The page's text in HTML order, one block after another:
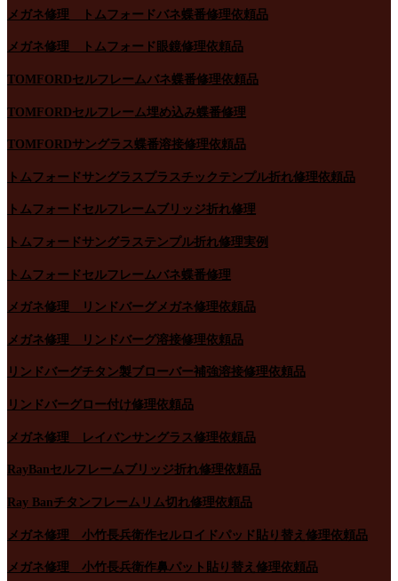
メガネ修理 トムフォードバネ蝶番修理依頼品
メガネ修理 トムフォード眼鏡修理依頼品
TOMFORDセルフレームバネ蝶番修理依頼品
TOMFORDセルフレーム埋め込み蝶番修理
TOMFORDサングラス蝶番溶接修理依頼品
トムフォードサングラスプラスチックテンプル折れ修理依頼品
トムフォードセルフレームブリッジ折れ修理
トムフォードサングラステンプル折れ修理実例
トムフォードセルフレームバネ蝶番修理
メガネ修理 リンドバーグメガネ修理依頼品
メガネ修理 リンドバーグ溶接修理依頼品
リンドバーグチタン製ブローバー補強溶接修理依頼品
リンドバーグロー付け修理依頼品
メガネ修理 レイバンサングラス修理依頼品
RayBanセルフレームブリッジ折れ修理依頼品
Ray Banチタンフレームリム切れ修理依頼品
メガネ修理 小竹長兵衛作セルロイドパッド貼り替え修理依頼品
メガネ修理 小竹長兵衛作鼻パット貼り替え修理依頼品